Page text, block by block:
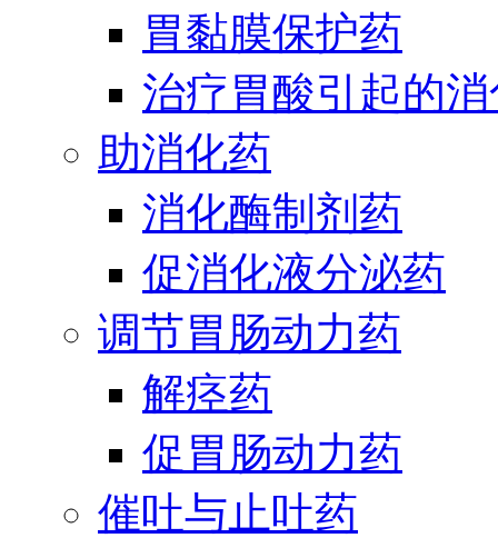
胃黏膜保护药
治疗胃酸引起的
助消化药
消化酶制剂药
促消化液分泌药
调节胃肠动力药
解痉药
促胃肠动力药
催吐与止吐药